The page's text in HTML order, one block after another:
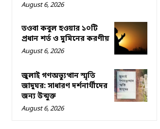
August 6, 2026
তওবা কবুল হওয়ার ১০টি
প্রধান শর্ত ও মুমিনের করণীয়
August 6, 2026
জুলাই গণঅভ্যুত্থান স্মৃতি
জাদুঘর: সাধারণ দর্শনার্থীদের
জন্য উন্মুক্ত
August 6, 2026